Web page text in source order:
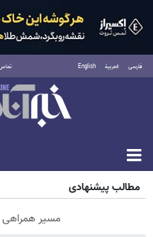
فارسی العربية English تماس
جمعه ۱۶ مرداد ۱۴۰۵
مطالب پیشنهادی
مسیر همراهی و